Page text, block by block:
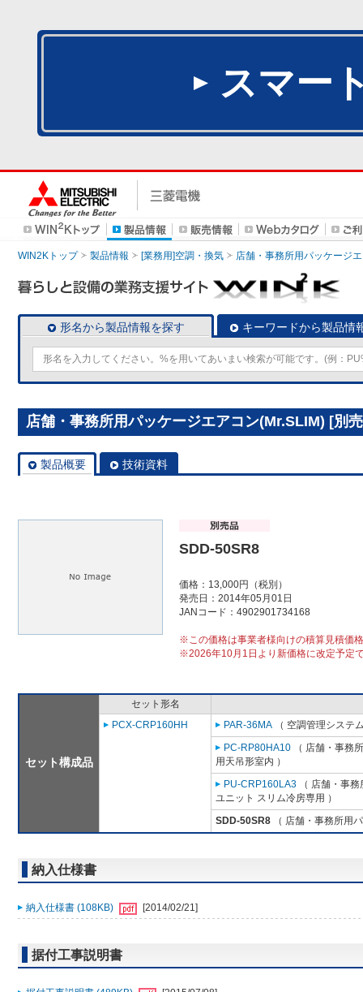
スマー
WIN2Kトップ 製品情報 [業務用]空調・換気 店舗・事務所用パッケージ
形名から製品情報を探す キーワードから製品情
店舗・事務所用パッケージエアコン(Mr.SLIM) [別
製品概要 技術資料
SDD-50SR8
価格：13,000円（税別）
発売日：2014年05月01日
JANコード：4902901734168
※この価格は事業者様向けの積算見積価
※2026年10月1日より新価格に改定予定
セット構成品
セット形名
PCX-CRP160HH
PAR-36MA （ 空調管理システ
PC-RP80HA10 （ 店舗・事務
用天吊形室内 ）
PU-CRP160LA3 （ 店舗・事
ユニット スリム冷房専用 ）
SDD-50SR8 （ 店舗・事務所用
納入仕様書
納入仕様書 (108KB) [2014/02/21]
据付工事説明書